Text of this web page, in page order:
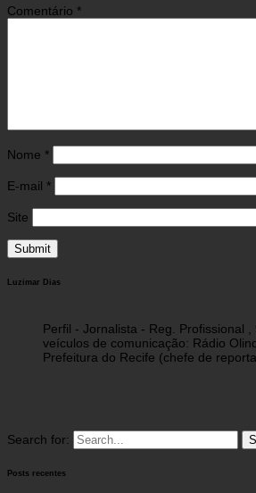
Comentário *
Nome *
E-mail *
Site
Luzimar Dias
Perfil - Jornalista - Reg. Profissional
veículos de comunicação: Rádio
Prefeitura do Recife (chefe de
Search for:
Posts recentes